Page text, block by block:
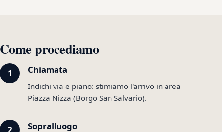
Come procediamo
Chiamata
Indichi via e piano: stimiamo l'arrivo in area
Piazza Nizza (Borgo San Salvario).
Sopralluogo